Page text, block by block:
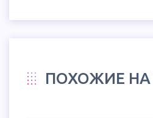
ПОХОЖИЕ НА